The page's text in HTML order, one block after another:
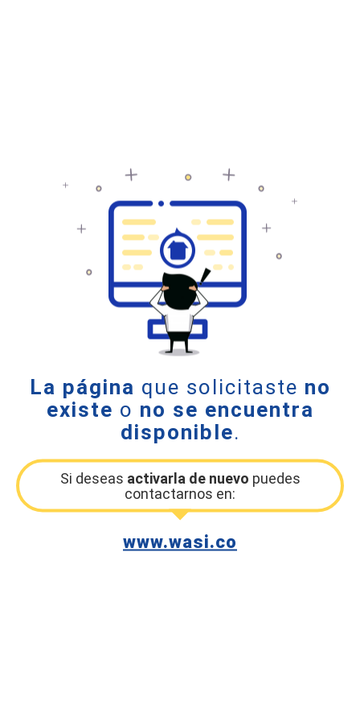
La página que solicitaste no
existe o no se encuentra
disponible.
Si deseas activarla de nuevo puedes
contactarnos en:
www.wasi.co